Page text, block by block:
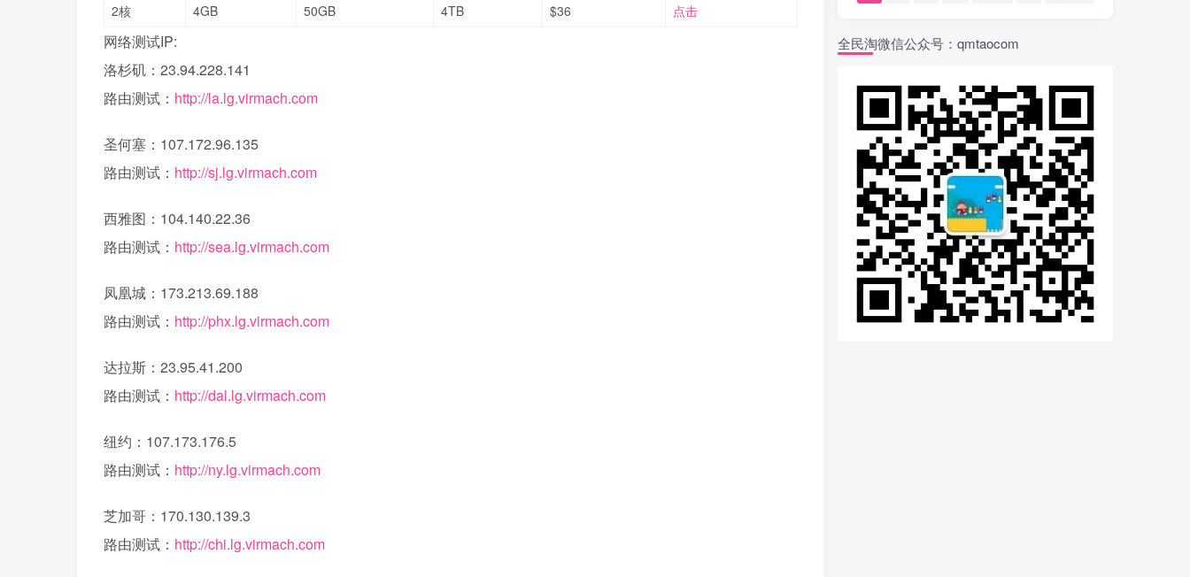
2核
4GB 50GB 4TB $36 点击
网络测试IP:
洛杉矶：23.94.228.141
路由测试： http://la.lg.virmach.com
圣何塞：107.172.96.135
路由测试： http://sj.lg.virmach.com
西雅图：104.140.22.36
路由测试： http://sea.lg.virmach.com
凤凰城：173.213.69.188
路由测试： http://phx.lg.virmach.com
达拉斯：23.95.41.200
路由测试： http://dal.lg.virmach.com
纽约：107.173.176.5
路由测试： http://ny.lg.virmach.com
芝加哥：170.130.139.3
路由测试： http://chi.lg.virmach.com
全民淘微信公众号：qmtaocom